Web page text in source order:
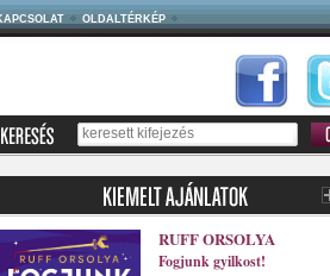
OLDALTÉRKÉP
RUFF ORSOLYA
Fogjunk gyilkost!